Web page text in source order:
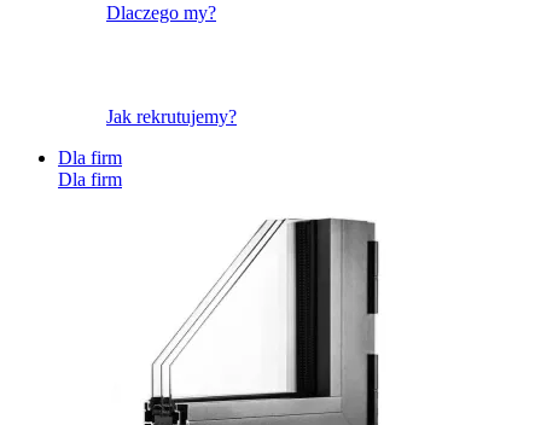
Dlaczego my?
Jak rekrutujemy?
Dla firm
Dla firm